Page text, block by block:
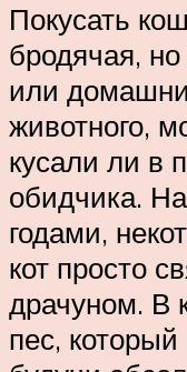
Покусать
бродячая,
или
животного,
кусали ли в
обидчика.
годами,
кот просто
драчуном. В
пес,